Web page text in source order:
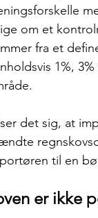
om et
fra et
1%,
til en
er ikke